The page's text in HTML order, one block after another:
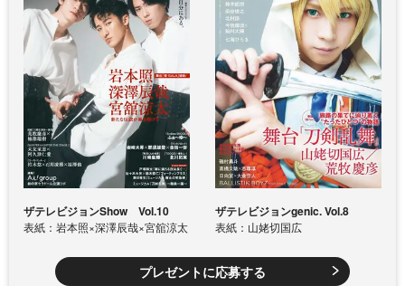
ザテレビジョンShow Vol.10
表紙：岩本照×深澤辰哉×宮舘涼太
ザテレビジョンgenic. Vol.8
表紙：山姥切国広
プレゼントに応募する